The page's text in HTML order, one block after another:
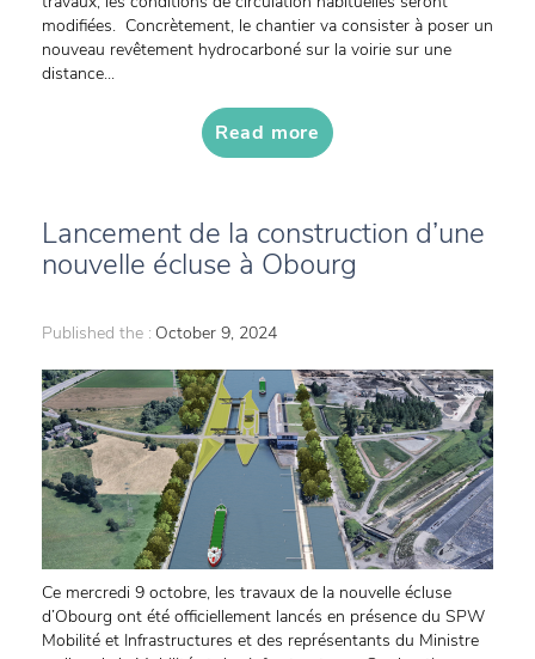
modifiées. Concrètement, le chantier va consister à poser un
nouveau revêtement hydrocarboné sur la voirie sur une
distance...
Read more
Lancement de la construction d’une
nouvelle écluse à Obourg
Published the : October 9, 2024
Ce mercredi 9 octobre, les travaux de la nouvelle écluse
d’Obourg ont été officiellement lancés en présence du SPW
Mobilité et Infrastructures et des représentants du Ministre